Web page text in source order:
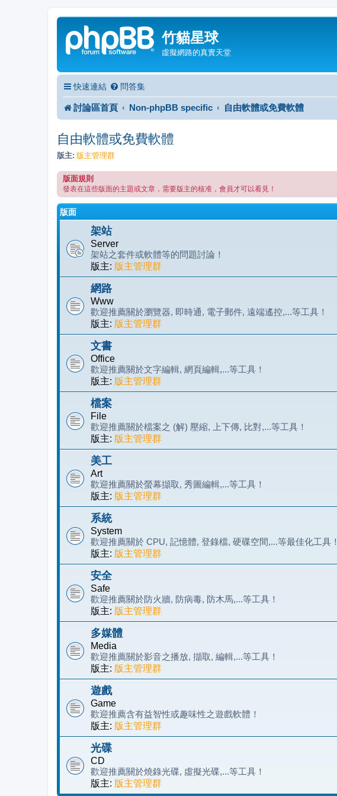
竹貓星球
虛擬網路的真實天堂
快速連結 問答集
討論區首頁 Non-phpBB specific 自由軟體或免費軟體
自由軟體或免費軟體
版主: 版主管理群
版面規則
發表在這些版面的主題或文章，需要版主的核准，會員才可以看見！
版面
架站
Server
架站之套件或軟體等的問題討論！
版主: 版主管理群
網路
Www
歡迎推薦關於瀏覽器, 即時通, 電子郵件, 遠端遙控,...等工具！
版主: 版主管理群
文書
Office
歡迎推薦關於文字編輯, 網頁編輯,...等工具！
版主: 版主管理群
檔案
File
歡迎推薦關於檔案之 (解) 壓縮, 上下傳, 比對,...等工具！
版主: 版主管理群
美工
Art
歡迎推薦關於螢幕擷取, 秀圖編輯,...等工具！
版主: 版主管理群
系統
System
歡迎推薦關於 CPU, 記憶體, 登錄檔, 硬碟空間,...等最佳化工具！
版主: 版主管理群
安全
Safe
歡迎推薦關於防火牆, 防病毒, 防木馬,...等工具！
版主: 版主管理群
多媒體
Media
歡迎推薦關於影音之播放, 擷取, 編輯,...等工具！
版主: 版主管理群
遊戲
Game
歡迎推薦含有益智性或趣味性之遊戲軟體！
版主: 版主管理群
光碟
CD
歡迎推薦關於燒錄光碟, 虛擬光碟,...等工具！
版主: 版主管理群